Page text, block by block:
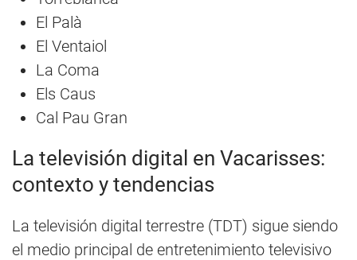
El Palà
El Ventaiol
La Coma
Els Caus
Cal Pau Gran
La televisión digital en Vacarisses:
contexto y tendencias
La televisión digital terrestre (TDT) sigue siendo
el medio principal de entretenimiento televisivo